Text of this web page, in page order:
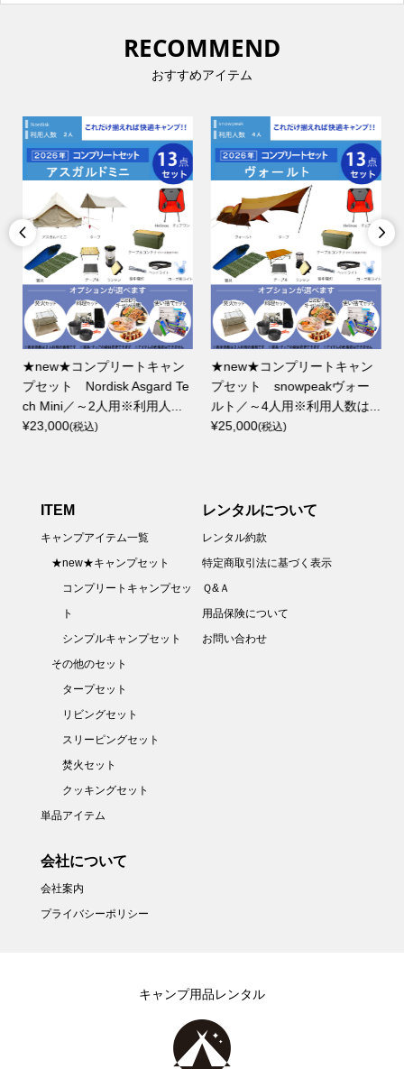
RECOMMEND
おすすめアイテム

★new★コンプリートキャン
プセット Nordisk Asgard Te
ch Mini／～2人用※利用人...
¥23,000(税込)
★new★コンプリートキャン
プセット snowpeakヴォー
ルト／～4人用※利用人数は...
¥25,000(税込)

ITEM
キャンプアイテム一覧
★new★キャンプセット
コンプリートキャンプセッ
ト
シンプルキャンプセット
その他のセット
タープセット
リビングセット
スリーピングセット
焚火セット
クッキングセット
単品アイテム
レンタルについて
レンタル約款
特定商取引法に基づく表示
Ｑ&Ａ
用品保険について
お問い合わせ
会社について
会社案内
プライバシーポリシー
キャンプ用品レンタル